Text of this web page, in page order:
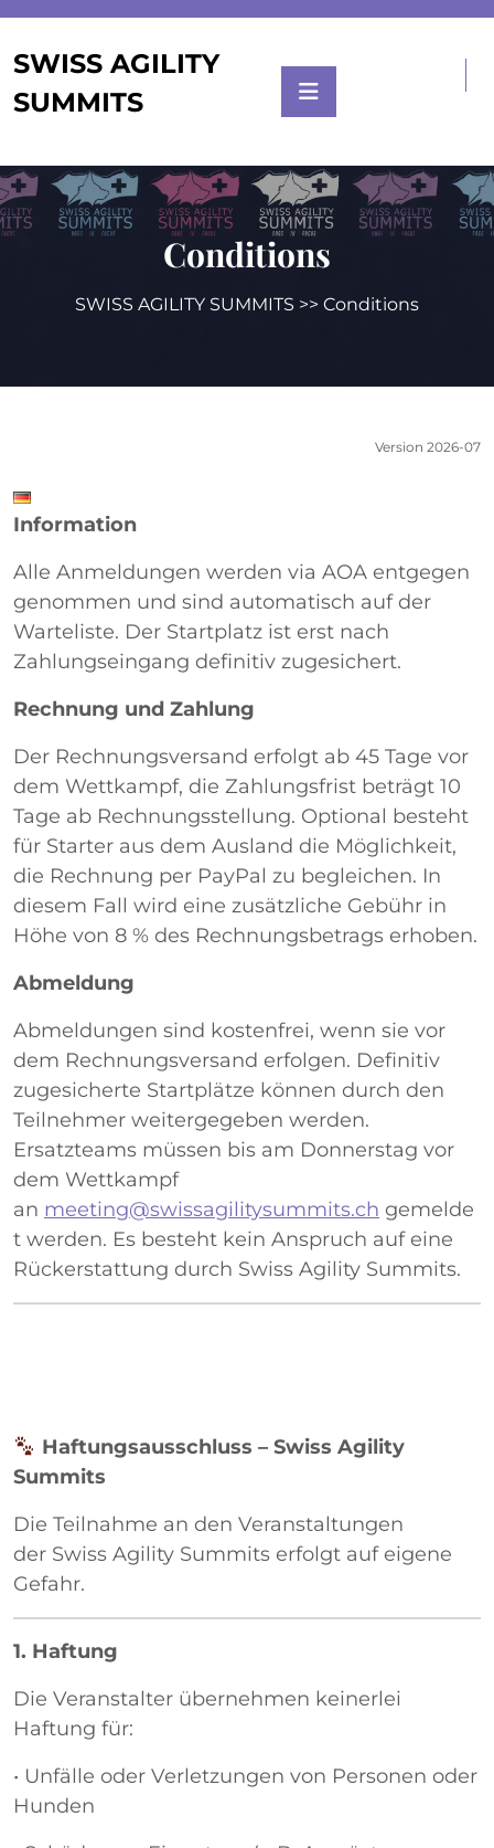
content
SWISS AGILITY
SUMMITS
Conditions
SWISS AGILITY SUMMITS >> Conditions
Version 2026-07
Information
Alle Anmeldungen werden via AOA entgegen
genommen und sind automatisch auf der
Warteliste. Der Startplatz ist erst nach
Zahlungseingang definitiv zugesichert.
Rechnung und Zahlung
Der Rechnungsversand erfolgt ab 45 Tage vor
dem Wettkampf, die Zahlungsfrist beträgt 10
Tage ab Rechnungsstellung. Optional besteht
für Starter aus dem Ausland die Möglichkeit,
die Rechnung per PayPal zu begleichen. In
diesem Fall wird eine zusätzliche Gebühr in
Höhe von 8 % des Rechnungsbetrags erhoben.
Abmeldung
Abmeldungen sind kostenfrei, wenn sie vor
dem Rechnungsversand erfolgen. Definitiv
zugesicherte Startplätze können durch den
Teilnehmer weitergegeben werden.
Ersatzteams müssen bis am Donnerstag vor
dem Wettkampf
an meeting@swissagilitysummits.ch gemelde
t werden. Es besteht kein Anspruch auf eine
Rückerstattung durch Swiss Agility Summits.
Haftungsausschluss – Swiss Agility
Summits
Die Teilnahme an den Veranstaltungen
der Swiss Agility Summits erfolgt auf eigene
Gefahr.
1. Haftung
Die Veranstalter übernehmen keinerlei
Haftung für:
• Unfälle oder Verletzungen von Personen oder
Hunden
SWISS AGILITY SUMMITS